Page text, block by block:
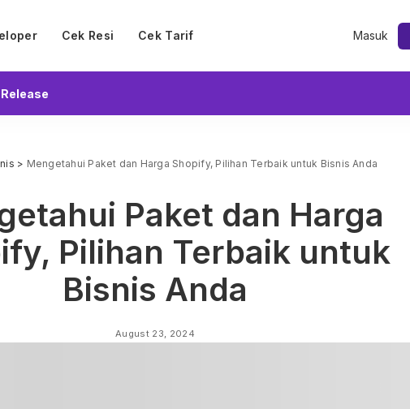
Cek Resi Cek Tarif Masuk
> Mengetahui Paket dan Harga Shopify, Pilihan Terbaik untuk Bisnis Anda
Paket dan Harga
Pilihan Terbaik untuk
Bisnis Anda
August 23, 2024